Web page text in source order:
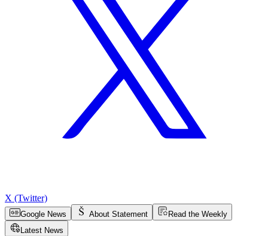
X (Twitter)
Google News About Statement
Read the Weekly
Latest News